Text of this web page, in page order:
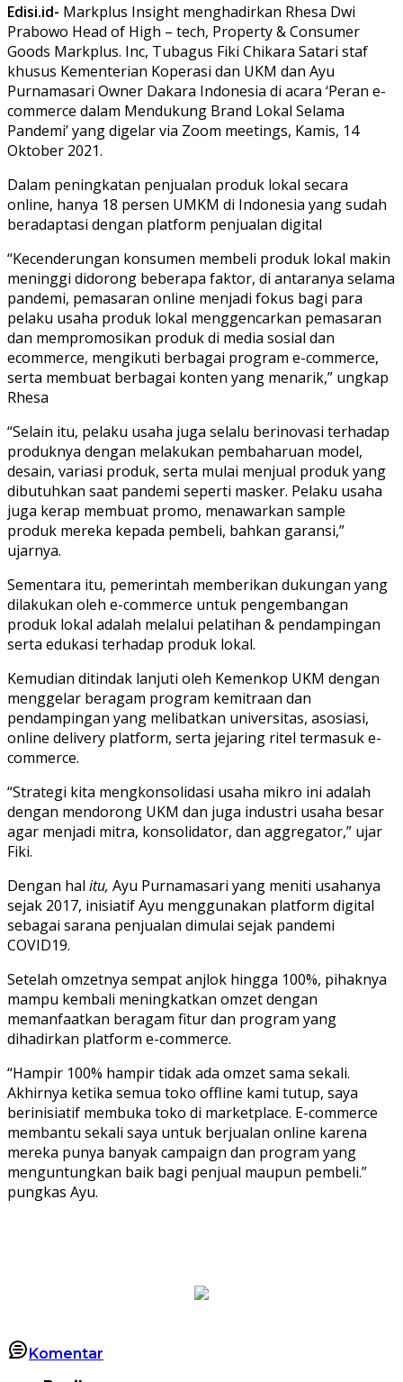
Edisi.id- Markplus Insight menghadirkan Rhesa Dwi
Prabowo Head of High – tech, Property & Consumer
Goods Markplus. Inc, Tubagus Fiki Chikara Satari staf
khusus Kementerian Koperasi dan UKM dan Ayu
Purnamasari Owner Dakara Indonesia di acara ‘Peran e-
commerce dalam Mendukung Brand Lokal Selama
Pandemi’ yang digelar via Zoom meetings, Kamis, 14
Oktober 2021.
Dalam peningkatan penjualan produk lokal secara
online, hanya 18 persen UMKM di Indonesia yang sudah
beradaptasi dengan platform penjualan digital
“Kecenderungan konsumen membeli produk lokal makin
meninggi didorong beberapa faktor, di antaranya selama
pandemi, pemasaran online menjadi fokus bagi para
pelaku usaha produk lokal menggencarkan pemasaran
dan mempromosikan produk di media sosial dan
ecommerce, mengikuti berbagai program e-commerce,
serta membuat berbagai konten yang menarik,” ungkap
Rhesa
“Selain itu, pelaku usaha juga selalu berinovasi terhadap
produknya dengan melakukan pembaharuan model,
desain, variasi produk, serta mulai menjual produk yang
dibutuhkan saat pandemi seperti masker. Pelaku usaha
juga kerap membuat promo, menawarkan sample
produk mereka kepada pembeli, bahkan garansi,”
ujarnya.
Sementara itu, pemerintah memberikan dukungan yang
dilakukan oleh e-commerce untuk pengembangan
produk lokal adalah melalui pelatihan & pendampingan
serta edukasi terhadap produk lokal.
Kemudian ditindak lanjuti oleh Kemenkop UKM dengan
menggelar beragam program kemitraan dan
pendampingan yang melibatkan universitas, asosiasi,
online delivery platform, serta jejaring ritel termasuk e-
commerce.
“Strategi kita mengkonsolidasi usaha mikro ini adalah
dengan mendorong UKM dan juga industri usaha besar
agar menjadi mitra, konsolidator, dan aggregator,” ujar
Fiki.
Dengan hal itu, Ayu Purnamasari yang meniti usahanya
sejak 2017, inisiatif Ayu menggunakan platform digital
sebagai sarana penjualan dimulai sejak pandemi
COVID19.
Setelah omzetnya sempat anjlok hingga 100%, pihaknya
mampu kembali meningkatkan omzet dengan
memanfaatkan beragam fitur dan program yang
dihadirkan platform e-commerce.
“Hampir 100% hampir tidak ada omzet sama sekali.
Akhirnya ketika semua toko offline kami tutup, saya
berinisiatif membuka toko di marketplace. E-commerce
membantu sekali saya untuk berjualan online karena
mereka punya banyak campaign dan program yang
menguntungkan baik bagi penjual maupun pembeli.”
pungkas Ayu.
Komentar